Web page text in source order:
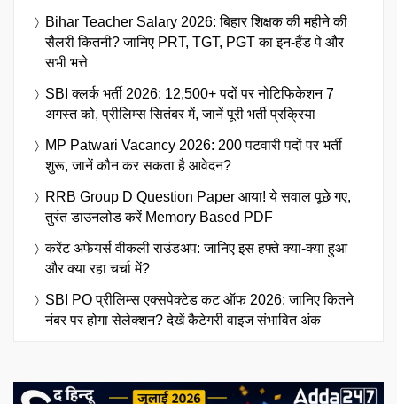
Bihar Teacher Salary 2026: बिहार शिक्षक की महीने की
सैलरी कितनी? जानिए PRT, TGT, PGT का इन-हैंड पे और
सभी भत्ते
SBI क्लर्क भर्ती 2026: 12,500+ पदों पर नोटिफिकेशन 7
अगस्त को, प्रीलिम्स सितंबर में, जानें पूरी भर्ती प्रक्रिया
MP Patwari Vacancy 2026: 200 पटवारी पदों पर भर्ती
शुरू, जानें कौन कर सकता है आवेदन?
RRB Group D Question Paper आया! ये सवाल पूछे गए,
तुरंत डाउनलोड करें Memory Based PDF
करेंट अफेयर्स वीकली राउंडअप: जानिए इस हफ्ते क्या-क्या हुआ
और क्या रहा चर्चा में?
SBI PO प्रीलिम्स एक्सपेक्टेड कट ऑफ 2026: जानिए कितने
नंबर पर होगा सेलेक्शन? देखें कैटेगरी वाइज संभावित अंक